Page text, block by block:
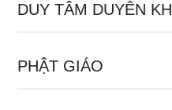
DUY TÂM DUYÊN
PHẬT GIÁO